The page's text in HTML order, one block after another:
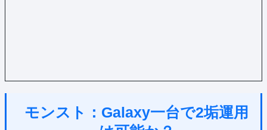
モンスト：Galaxy一台で2垢運用